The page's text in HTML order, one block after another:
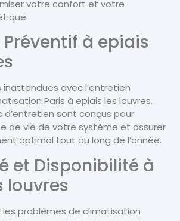
votre confort et votre
à epiais
inattendues avec l’entretien
Paris à epiais les louvres.
d’entretien sont conçus pour
de vie de votre système et assurer
optimal tout au long de l’année.
et Disponibilité à
louvres
les problèmes de climatisation